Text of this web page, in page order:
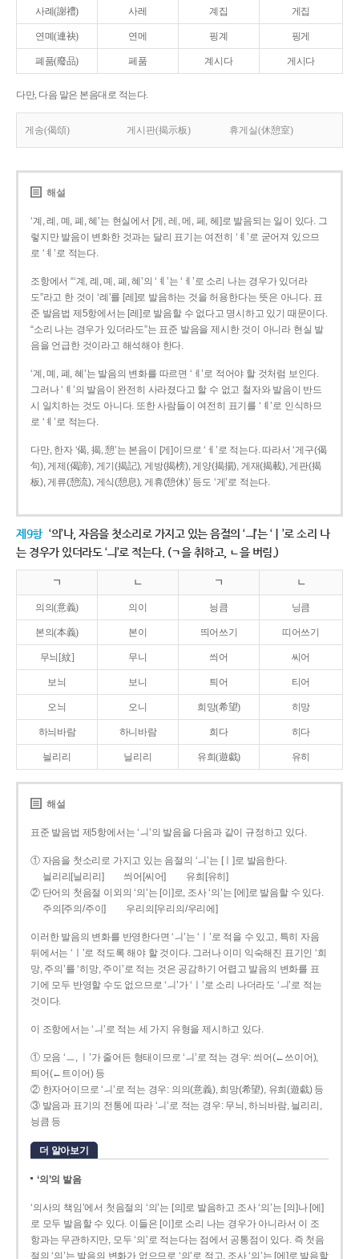
사례(謝禮) 사레 계집 게집
연몌(連袂) 연메 핑계 핑게
폐품(廢品) 페품 계시다 게시다
다만, 다음 말은 본음대로 적는다.
게송(偈頌) 게시판(揭示板) 휴게실(休憩室)
해설
‘계, 례, 몌, 폐, 혜’는 현실에서 [게, 레, 메, 페, 헤]로 발음되는 일이 있다. 그
렇지만 발음이 변화한 것과는 달리 표기는 여전히 ‘ㅖ’로 굳어져 있으므
로 ‘ㅖ’로 적는다.
조항에서 “‘계, 례, 몌, 폐, 혜’의 ‘ㅖ’는 ‘ㅔ’로 소리 나는 경우가 있더라
도”라고 한 것이 ‘례’를 [레]로 발음하는 것을 허용한다는 뜻은 아니다. 표
준 발음법 제5항에서는 [레]로 발음할 수 없다고 명시하고 있기 때문이다.
“소리 나는 경우가 있더라도”는 표준 발음을 제시한 것이 아니라 현실 발
음을 언급한 것이라고 해석해야 한다.
‘계, 몌, 폐, 혜’는 발음의 변화를 따르면 ‘ㅔ’로 적어야 할 것처럼 보인다.
그러나 ‘ㅖ’의 발음이 완전히 사라졌다고 할 수 없고 철자와 발음이 반드
시 일치하는 것도 아니다. 또한 사람들이 여전히 표기를 ‘ㅖ’로 인식하므
로 ‘ㅖ’로 적는다.
다만, 한자 ‘偈, 揭, 憩’는 본음이 [게]이므로 ‘ㅔ’로 적는다. 따라서 ‘게구(偈
句), 게제(偈諦), 게기(揭記), 게방(揭榜), 게양(揭揚), 게재(揭載), 게판(揭
板), 게류(憩流), 게식(憩息), 게휴(憩休)’ 등도 ‘게’로 적는다.
제9항 ‘의’나, 자음을 첫소리로 가지고 있는 음절의 ‘ㅢ’는 ‘ㅣ’로 소리 나
는 경우가 있더라도 ‘ㅢ’로 적는다. (ㄱ을 취하고, ㄴ을 버림.)
ㄱ ㄴ ㄱ ㄴ
의의(意義) 의이 닁큼 닝큼
본의(本義) 본이 띄어쓰기 띠어쓰기
무늬[紋] 무니 씌어 씨어
보늬 보니 틔어 티어
오늬 오니 희망(希望) 히망
하늬바람 하니바람 희다 히다
늴리리 닐리리 유희(遊戱) 유히
해설
표준 발음법 제5항에서는 ‘ㅢ’의 발음을 다음과 같이 규정하고 있다.
① 자음을 첫소리로 가지고 있는 음절의 ‘ㅢ’는 [ㅣ]로 발음한다.
늴리리[닐리리]
씌어[씨어]
유희[유히]
② 단어의 첫음절 이외의 ‘의’는 [이]로, 조사 ‘의’는 [에]로 발음할 수 있다.
주의[주의/주이]
우리의[우리의/우리에]
이러한 발음의 변화를 반영한다면 ‘ㅢ’는 ‘ㅣ’로 적을 수 있고, 특히 자음
뒤에서는 ‘ㅣ’로 적도록 해야 할 것이다. 그러나 이미 익숙해진 표기인 ‘희
망, 주의’를 ‘히망, 주이’로 적는 것은 공감하기 어렵고 발음의 변화를 표
기에 모두 반영할 수도 없으므로 ‘ㅢ’가 ‘ㅣ’로 소리 나더라도 ‘ㅢ’로 적는
것이다.
이 조항에서는 ‘ㅢ’로 적는 세 가지 유형을 제시하고 있다.
① 모음 ‘ㅡ, ㅣ’가 줄어든 형태이므로 ‘ㅢ’로 적는 경우: 씌어(←쓰이어),
틔어(←트이어) 등
② 한자어이므로 ‘ㅢ’로 적는 경우: 의의(意義), 희망(希望), 유희(遊戱) 등
③ 발음과 표기의 전통에 따라 ‘ㅢ’로 적는 경우: 무늬, 하늬바람, 늴리리,
닁큼 등
더 알아보기
‘의’의 발음
‘의사의 책임’에서 첫음절의 ‘의’는 [의]로 발음하고 조사 ‘의’는 [의]나 [에]
로 모두 발음할 수 있다. 이들은 [이]로 소리 나는 경우가 아니라서 이 조
항과는 무관하지만, 모두 ‘의’로 적는다는 점에서 공통점이 있다. 즉 첫음
절의 ‘의’는 발음의 변화가 없으므로 ‘의’로 적고, 조사 ‘의’는 [에]로 발음할